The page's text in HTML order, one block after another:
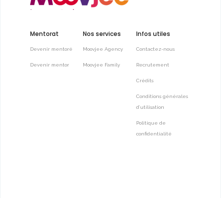
Mentorat
Devenir mentoré
Devenir mentor
Nos services
Moovjee Agency
Moovjee Family
Infos utiles
Contactez-nous
Recrutement
Crédits
Conditions générales
d’utilisation
Politique de
confidentialité